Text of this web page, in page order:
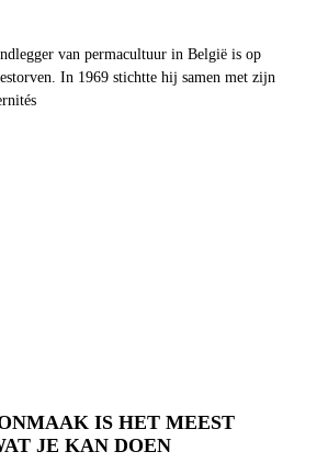
van permacultuur in België is op
In 1969 stichtte hij samen met zijn
IS HET MEEST
JE KAN DOEN